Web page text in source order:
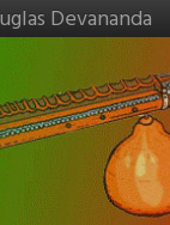
Devananda